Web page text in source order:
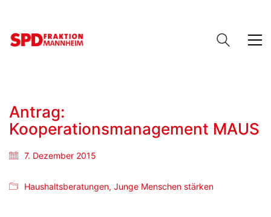
Antrag:
Kooperationsmanagement MAUS
7. Dezember 2015
Haushaltsberatungen, Junge Menschen stärken